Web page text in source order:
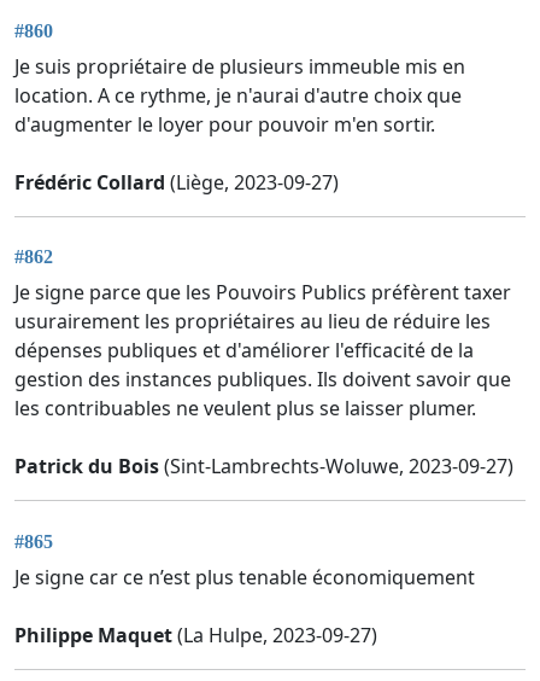
#860
Je suis propriétaire de plusieurs immeuble mis en
location. A ce rythme, je n'aurai d'autre choix que
d'augmenter le loyer pour pouvoir m'en sortir.
Frédéric Collard (Liège, 2023-09-27)
#862
Je signe parce que les Pouvoirs Publics préfèrent taxer
usurairement les propriétaires au lieu de réduire les
dépenses publiques et d'améliorer l'efficacité de la
gestion des instances publiques. Ils doivent savoir que
les contribuables ne veulent plus se laisser plumer.
Patrick du Bois(Sint-Lambrechts-Woluwe, 2023-09-27)
#865
Je signe car ce n’est plus tenable économiquement
Philippe Maquet(La Hulpe, 2023-09-27)